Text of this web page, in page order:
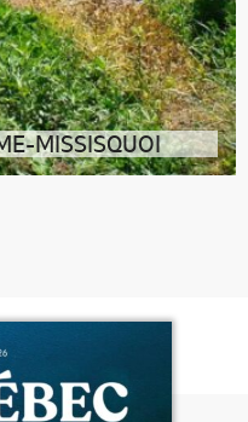
MISSISQUOI